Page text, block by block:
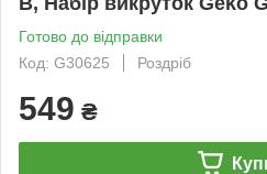
Готово до відправки
Код: G30625
Роздріб
549 ₴